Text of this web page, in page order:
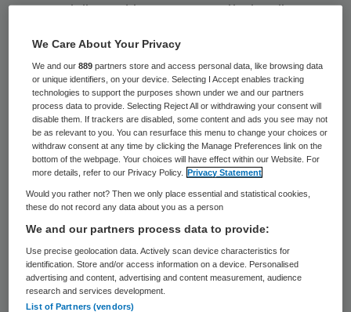
gespecialiseerd in gegevensuitwisseling.
De overname is gericht op het bieden van
een geïntegreerde oplossing voor
datagedreven zorgprocessen, laat Visma
weten. Met de toevoeging van EscuLine
krijgt SureSync de beschikking over een
platform dat realtime monitoring van
prestaties, kwaliteitsmetingen en
compliance-rapportages mogelijk maakt.
EscuLine bedient momenteel 65
zorginstellingen, waaronder veel
ouderenzorgorganisaties. De software sluit
We Care About Your Privacy
We and our889 partners store and access personal data, like browsing data
or unique identifiers, on your device. Selecting I Accept enables tracking
technologies to support the purposes shown under we and our partners
process data to provide. Selecting Reject All or withdrawing your consent will
disable them. If trackers are disabled, some content and ads you see may not
be as relevant to you. You can resurface this menu to change your choices or
withdraw consent at any time by clicking the Manage Preferences link on the
bottom of the webpage. Your choices will have effect within our Website. For
more details, refer to our Privacy Policy.
Privacy Statement
Would you rather not? Then we only place essential and statistical cookies,
these do not record any data about you as a person
We and our partners process data to provide:
Use precise geolocation data. Actively scan device characteristics for
identification. Store and/or access information on a device. Personalised
advertising and content, advertising and content measurement, audience
research and services development.
List of Partners (vendors)